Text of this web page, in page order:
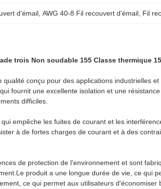
d'émail , AWG 40-8 Fil recouvert d'émail Fil
trois Non soudable 155 Classe thermique
conçu pour des applications industrielles
fournit une excellente isolation et une
difficiles.
empêche les fuites de courant et les
à de fortes charges de courant et à des
de protection de l'environnement et sont
produit a une longue durée de vie, ce qui
ce qui permet aux utilisateurs d'économiser